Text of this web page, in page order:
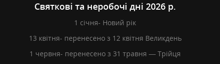
Святкові та неробочі дні 2026 р.
1 січня- Новий рік
13 квітня- перенесено з 12 квітня Великдень
1 червня- перенесено з 31 травня — Трійця